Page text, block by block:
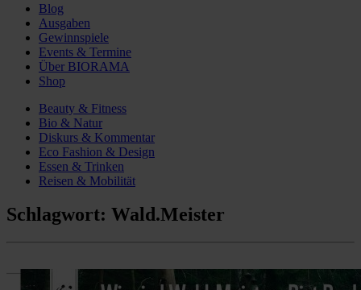
Blog
Ausgaben
Gewinnspiele
Events & Termine
Über BIORAMA
Shop
Beauty & Fitness
Bio & Natur
Diskurs & Kommentar
Eco Fashion & Design
Essen & Trinken
Reisen & Mobilität
Schlagwort: Wald.Meister